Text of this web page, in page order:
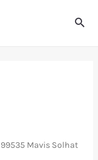
Mavis Solhat